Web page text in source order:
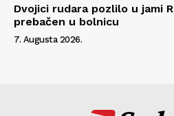
Dvojici rudara pozlilo u jami
prebačen u bolnicu
7. Augusta 2026.